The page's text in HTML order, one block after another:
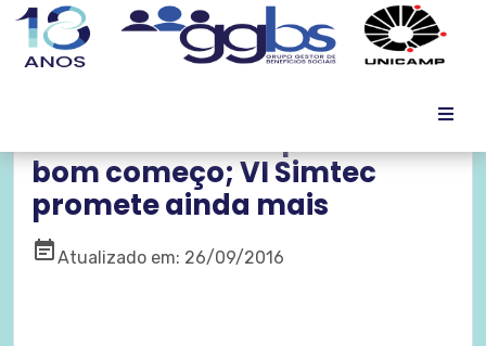
bom começo; VI Simtec
promete ainda mais
event_noteAtualizado em: 26/09/2016